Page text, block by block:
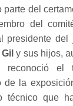
parte del
del
presidente del
y sus hijos,
reconoció el
de la
técnico que